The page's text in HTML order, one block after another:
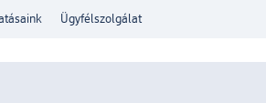
Ügyfélszolgálat